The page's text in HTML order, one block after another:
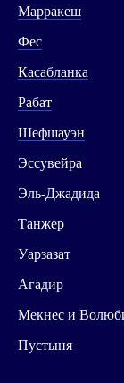
Марракеш
Фес
Касабланка
Рабат
Шефшауэн
Эссувейра
Эль-Джадида
Танжер
Уарзазат
Агадир
Мекнес и
Пустыня